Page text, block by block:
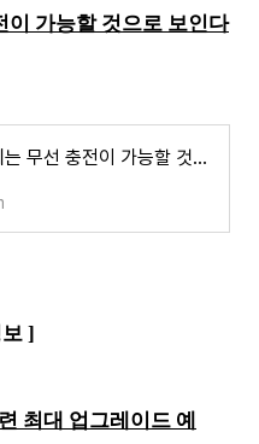
이 가능할 것으로 보인다
M2 iPad Pro 에는 무선 충전이 가능할 것으로 보인다는 정보??
]
최대 업그레이드 예